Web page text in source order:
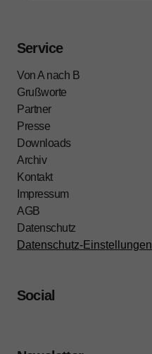
Service
Von A nach B
Grußworte
Partner
Presse
Downloads
Archiv
Kontakt
Impressum
AGB
Datenschutz
Datenschutz-Einstellungen
Social